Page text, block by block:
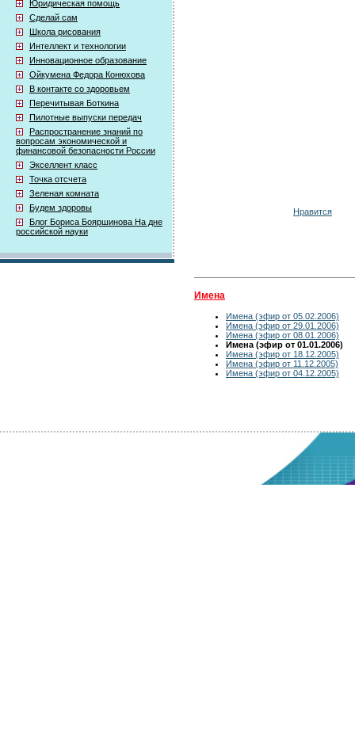
Юридическая помощь
Сделай сам
Школа рисования
Интеллект и технологии
Инновационное образование
Ойкумена Федора Конюхова
В контакте со здоровьем
Перечитывая Боткина
Пилотные выпуски передач
Распространение знаний по
вопросам экономической и
финансовой безопасности России
Экселлент класс
Точка отсчета
Зеленая комната
Будем здоровы
Блог Бориса Бояршинова На дне
российской науки
Нравится
Имена
Имена (эфир от 05.02.2006)
Имена (эфир от 29.01.2006)
Имена (эфир от 08.01.2006)
Имена (эфир от 01.01.2006)
Имена (эфир от 18.12.2005)
Имена (эфир от 11.12.2005)
Имена (эфир от 04.12.2005)